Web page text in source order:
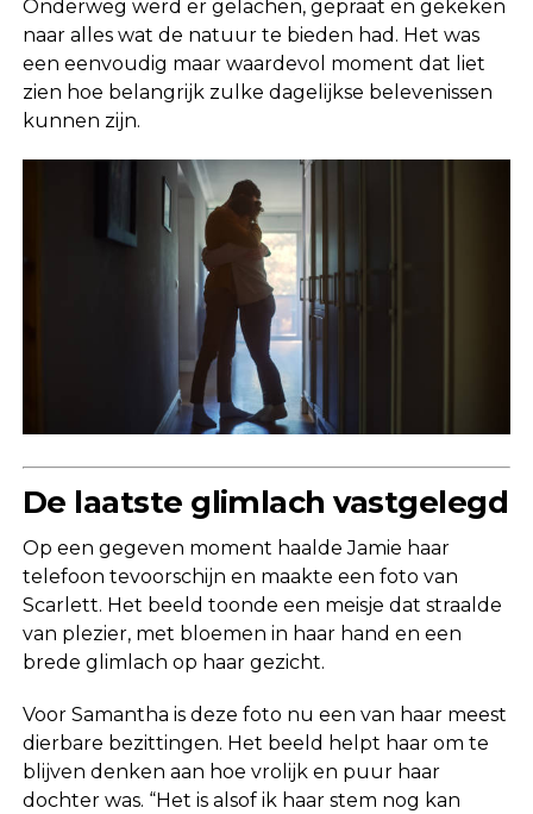
Onderweg werd er gelachen, gepraat en gekeken
naar alles wat de natuur te bieden had. Het was
een eenvoudig maar waardevol moment dat liet
zien hoe belangrijk zulke dagelijkse belevenissen
kunnen zijn.
De laatste glimlach vastgelegd
Op een gegeven moment haalde Jamie haar
telefoon tevoorschijn en maakte een foto van
Scarlett. Het beeld toonde een meisje dat straalde
van plezier, met bloemen in haar hand en een
brede glimlach op haar gezicht.
Voor Samantha is deze foto nu een van haar meest
dierbare bezittingen. Het beeld helpt haar om te
blijven denken aan hoe vrolijk en puur haar
dochter was. “Het is alsof ik haar stem nog kan